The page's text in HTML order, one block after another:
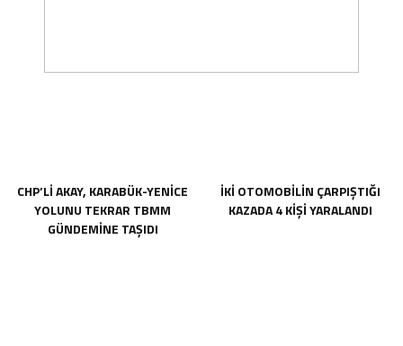
CHP’Lİ AKAY, KARABÜK-YENİCE
YOLUNU TEKRAR TBMM
GÜNDEMİNE TAŞIDI
İKİ OTOMOBİLİN ÇARPIŞTIĞI
KAZADA 4 KİŞİ YARALANDI